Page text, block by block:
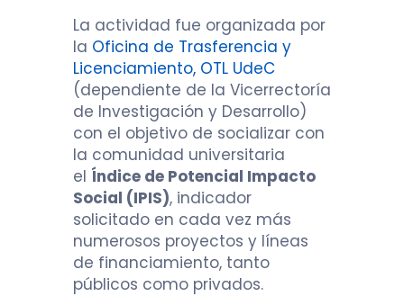
La actividad fue organizada por
la Oficina de Trasferencia y
Licenciamiento, OTL UdeC
(dependiente de la Vicerrectoría
de Investigación y Desarrollo)
con el objetivo de socializar con
la comunidad universitaria
el Índice de Potencial Impacto
Social (IPIS), indicador
solicitado en cada vez más
numerosos proyectos y líneas
de financiamiento, tanto
públicos como privados.